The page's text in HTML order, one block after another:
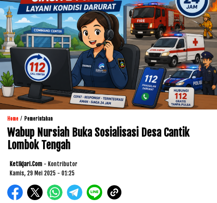
Home / Pemerintahan
Wabup Nursiah Buka Sosialisasi Desa Cantik
Lombok Tengah
Ketikjari.com - Kontributor
Kamis, 29 Mei 2025 - 01:25